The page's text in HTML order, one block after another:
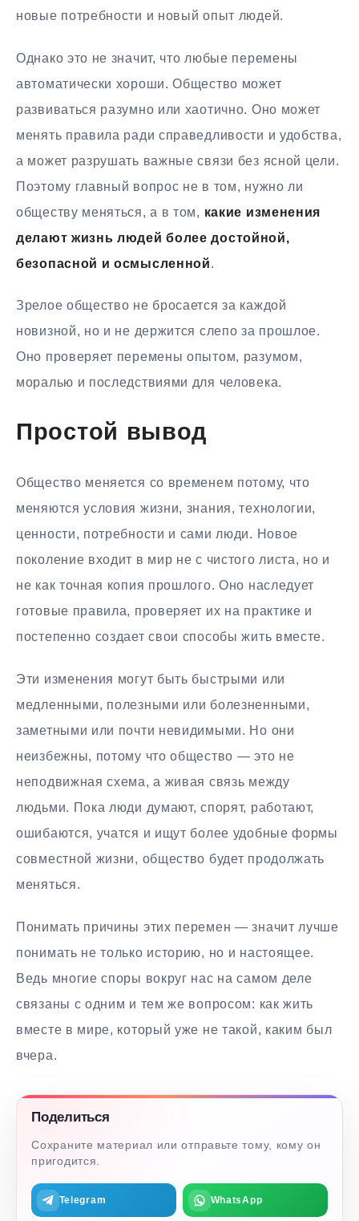
новые потребности и новый опыт людей.
Однако это не значит, что любые перемены
автоматически хороши. Общество может
развиваться разумно или хаотично. Оно может
менять правила ради справедливости и удобства,
а может разрушать важные связи без ясной цели.
Поэтому главный вопрос не в том, нужно ли
обществу меняться, а в том, какие изменения
делают жизнь людей более достойной,
безопасной и осмысленной.
Зрелое общество не бросается за каждой
новизной, но и не держится слепо за прошлое.
Оно проверяет перемены опытом, разумом,
моралью и последствиями для человека.
Простой вывод
Общество меняется со временем потому, что
меняются условия жизни, знания, технологии,
ценности, потребности и сами люди. Новое
поколение входит в мир не с чистого листа, но и
не как точная копия прошлого. Оно наследует
готовые правила, проверяет их на практике и
постепенно создает свои способы жить вместе.
Эти изменения могут быть быстрыми или
медленными, полезными или болезненными,
заметными или почти невидимыми. Но они
неизбежны, потому что общество — это не
неподвижная схема, а живая связь между
людьми. Пока люди думают, спорят, работают,
ошибаются, учатся и ищут более удобные формы
совместной жизни, общество будет продолжать
меняться.
Понимать причины этих перемен — значит лучше
понимать не только историю, но и настоящее.
Ведь многие споры вокруг нас на самом деле
связаны с одним и тем же вопросом: как жить
вместе в мире, который уже не такой, каким был
вчера.
Поделиться
Сохраните материал или отправьте тому, кому он
пригодится.
Telegram WhatsApp